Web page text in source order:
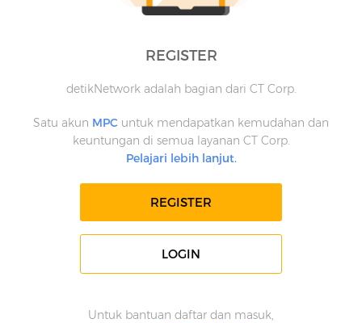
REGISTER
detikNetwork adalah bagian dari CT Corp.
Satu akun MPC untuk mendapatkan kemudahan dan
keuntungan di semua layanan CT Corp.
Pelajari lebih lanjut.
REGISTER
LOGIN
Untuk bantuan daftar dan masuk,